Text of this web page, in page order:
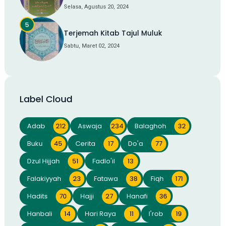
Selasa, Agustus 20, 2024
Terjemah Kitab Tajul Muluk
Sabtu, Maret 02, 2024
Label Cloud
Adab 212 Aswaja 234 Balaghoh
32
Buku
45 Cerita 17 Do'a
77
Dzul Hijjah
51 Fadlo'il
13
Falakiyyah
23 Fatawa 38 Fiqh
171
Hadits
70 Hajji 27 Hanafi
36
Hanbali
14 Hari Raya 11 I'rob
19